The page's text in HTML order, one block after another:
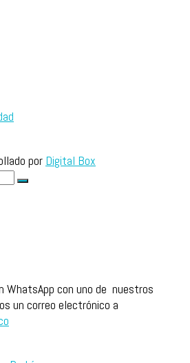
por Digital Box
WhatsApp con uno de nuestros
un correo electrónico a